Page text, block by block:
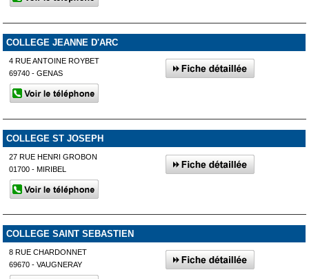
COLLEGE JEANNE D'ARC
4 RUE ANTOINE ROYBET
69740 - GENAS
COLLEGE ST JOSEPH
27 RUE HENRI GROBON
01700 - MIRIBEL
COLLEGE SAINT SEBASTIEN
8 RUE CHARDONNET
69670 - VAUGNERAY